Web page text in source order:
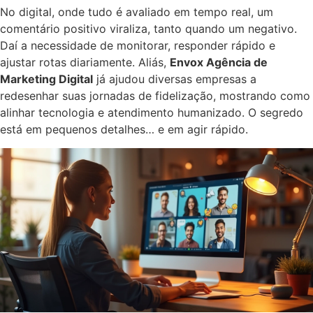
No digital, onde tudo é avaliado em tempo real, um
comentário positivo viraliza, tanto quando um negativo.
Daí a necessidade de monitorar, responder rápido e
ajustar rotas diariamente. Aliás, Envox Agência de
Marketing Digital já ajudou diversas empresas a
redesenhar suas jornadas de fidelização, mostrando como
alinhar tecnologia e atendimento humanizado. O segredo
está em pequenos detalhes… e em agir rápido.